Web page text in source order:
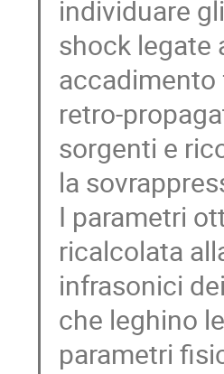
individuare
shock legate
accadimento
retro-
sorgenti e
la
I parametri
ricalcolata
infrasonici
che leghino
parametri